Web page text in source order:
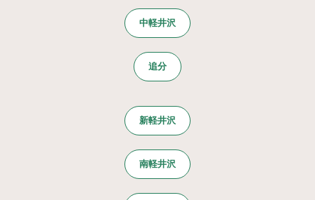
中軽井沢
追分
新軽井沢
南軽井沢